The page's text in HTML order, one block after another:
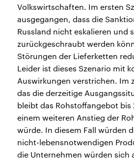
Volkswirtschaften. Im ersten
ausgegangen, dass die
Russland nicht eskalieren und
zurückgeschraubt werden
Störungen der Lieferketten
Leider ist dieses Szenario mit
Auswirkungen verstrichen. Im
das die derzeitige
bleibt das Rohstoffangebot bis
einem weiteren Anstieg der
würde. In diesem Fall würden
nicht-lebensnotwendigen
die Unternehmen würden sich